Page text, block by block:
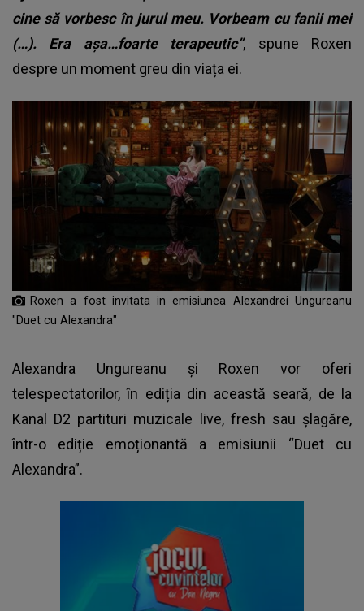
cine să vorbesc în jurul meu. Vorbeam cu fanii mei
(…). Era așa…foarte terapeutic”, spune Roxen
despre un moment greu din viața ei.
Roxen a fost invitata in emisiunea Alexandrei Ungureanu
"Duet cu Alexandra"
Alexandra Ungureanu și Roxen vor oferi
telespectatorilor, în ediția din această seară, de la
Kanal D2 partituri muzicale live, fresh sau șlagăre,
într-o ediție emoționantă a emisiunii “Duet cu
Alexandra”.